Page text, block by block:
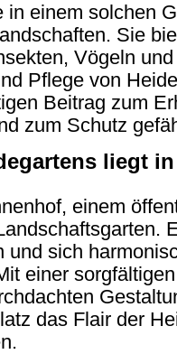
einem solchen
Sie
Vögeln
Pflege von
Beitrag zum
zum Schutz
liegt
einem
und sich
einer
das Flair der